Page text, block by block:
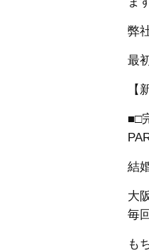
弊
最
【
■□
結
大
毎
も